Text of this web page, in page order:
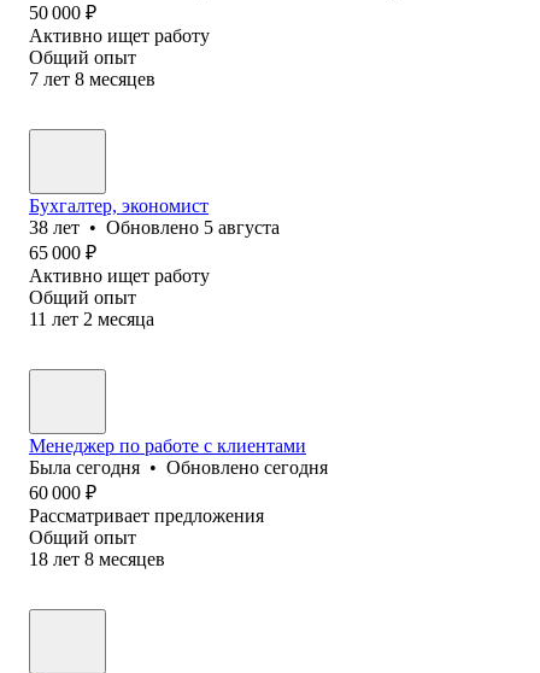
50 000 ₽
Активно ищет работу
Общий опыт
7 лет 8 месяцев
Бухгалтер, экономист
38 лет • Обновлено 5 августа
65 000 ₽
Активно ищет работу
Общий опыт
11 лет 2 месяца
Менеджер по работе с клиентами
Была сегодня • Обновлено сегодня
60 000 ₽
Рассматривает предложения
Общий опыт
18 лет 8 месяцев